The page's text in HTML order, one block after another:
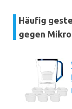
Häufig
gegen